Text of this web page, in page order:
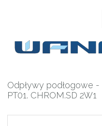
Odpływy podłogowe -
PT01. CHROM.SD 2W1